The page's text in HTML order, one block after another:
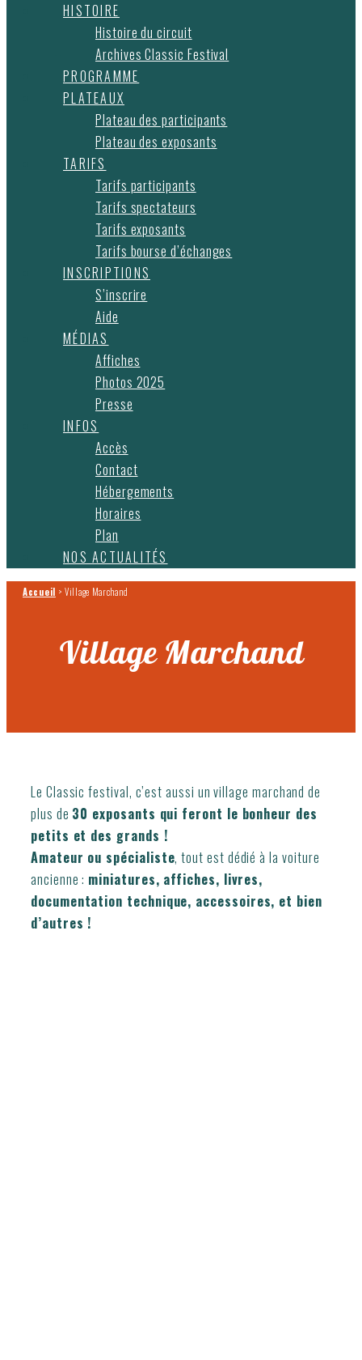
HISTOIRE
Histoire du circuit
Archives Classic Festival
PROGRAMME
PLATEAUX
Plateau des participants
Plateau des exposants
TARIFS
Tarifs participants
Tarifs spectateurs
Tarifs exposants
Tarifs bourse d’échanges
INSCRIPTIONS
S’inscrire
Aide
MÉDIAS
Affiches
Photos 2025
Presse
INFOS
Accès
Contact
Hébergements
Horaires
Plan
NOS ACTUALITÉS
Accueil >Village Marchand
Village Marchand
Le Classic festival, c’est aussi un village marchand de
plus de 30 exposants qui feront le bonheur des
petits et des grands !
Amateur ou spécialiste, tout est dédié à la voiture
ancienne : miniatures, affiches, livres,
documentation technique, accessoires, et bien
d’autres !